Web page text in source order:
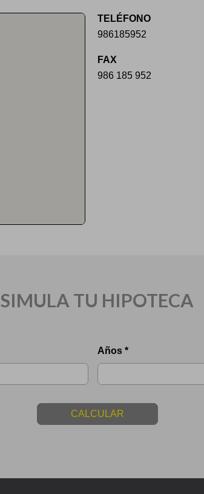
TELÉFONO
986185952
FAX
986 185 952
SIMULA TU HIPOTECA
Años *
CALCULAR